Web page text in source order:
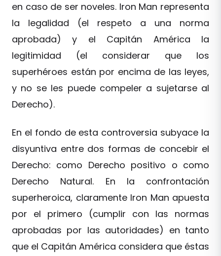
en caso de ser noveles. Iron Man representa
la legalidad (el respeto a una norma
aprobada) y el Capitán América la
legitimidad (el considerar que los
superhéroes están por encima de las leyes,
y no se les puede compeler a sujetarse al
Derecho).
En el fondo de esta controversia subyace la
disyuntiva entre dos formas de concebir el
Derecho: como Derecho positivo o como
Derecho Natural. En la confrontación
superheroica, claramente Iron Man apuesta
por el primero (cumplir con las normas
aprobadas por las autoridades) en tanto
que el Capitán América considera que éstas